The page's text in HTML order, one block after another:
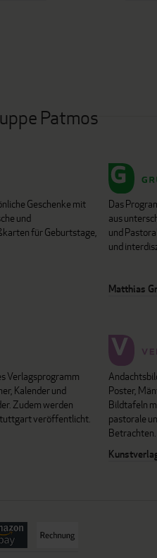
Patmos
Geschenke mit
und
für Geburtstage,
Das
aus
und
und
Matthias
Verlagsprogramm
Kalender und
Zudem werden
veröffentlicht.
Poster,
Bildtafeln
pastorale
Betrachten.